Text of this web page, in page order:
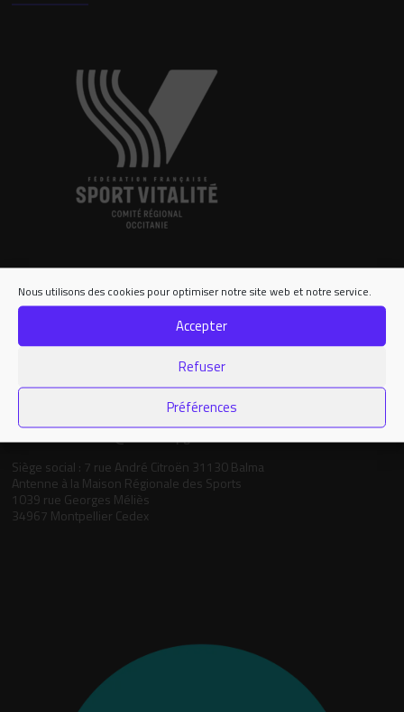
Nous utilisons des cookies pour optimiser notre site web et notre service.
Accepter
Refuser
Préférences
05.34.25.77.90
Siège social : 7 rue André Citroën 31130 Balma
Antenne à la Maison Régionale des Sports
1039 rue Georges Méliès
34967 Montpellier Cedex